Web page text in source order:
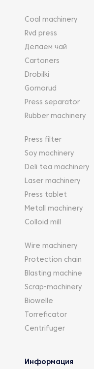
Coal machinery
Rvd press
Делаем чай
Cartoners
Drobilki
Gornorud
Press separator
Rubber machinery
Press filter
Soy machinery
Deli tea machinery
Laser machinery
Press tablet
Metall machinery
Colloid mill
Wire machinery
Protection chain
Blasting machine
Scrap-machinery
Biowelle
Torreficator
Centrifuger
Информация